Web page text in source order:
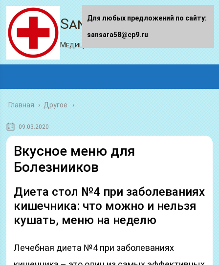
Sansara58.ru
Медицинский портал
Главная › Другое
09.03.2020
Вкусное меню для
Болезнииков
Диета стол №4 при заболеваниях
кишечника: что можно и нельзя
кушать, меню на неделю
Лечебная диета №4 при заболеваниях
Для любых предложений по сайту:
sansara58@cp9.ru